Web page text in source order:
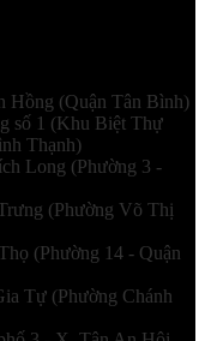
Hồng (Quận Tân Bình)
số 1 (Khu Biệt Thự
Thạnh)
Long (Phường 3 -
(Phường Võ Thị
(Phường 14 - Quận
Tự (Phường Chánh